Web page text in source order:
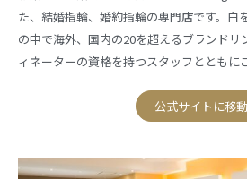
た、結婚指輪、婚約指輪の専門店です。白
の中で海外、国内の20を超えるブランドリ
ィネーターの資格を持つスタッフとともに
公式サイトに移動